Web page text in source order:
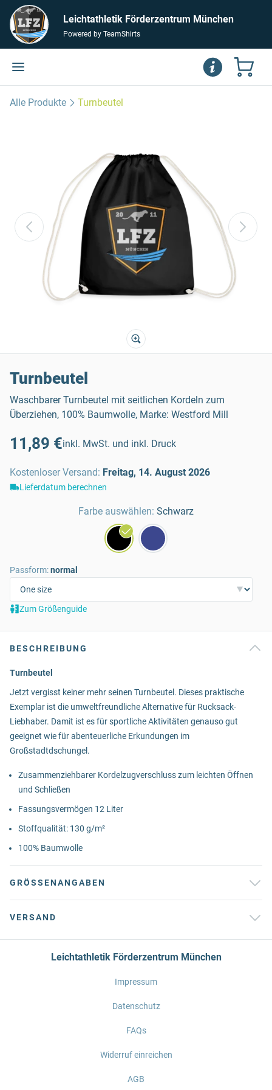
Leichtathletik Förderzentrum München
Powered by TeamShirts
Alle Produkte Turnbeutel
Turnbeutel
Waschbarer Turnbeutel mit seitlichen Kordeln zum
Überziehen, 100% Baumwolle, Marke: Westford Mill
11,89 €inkl. MwSt. und inkl. Druck
Kostenloser Versand: Freitag, 14. August 2026
Lieferdatum berechnen
Farbe auswählen: Schwarz
Passform:normal
Zum Größenguide
BESCHREIBUNG
Turnbeutel
Jetzt vergisst keiner mehr seinen Turnbeutel. Dieses praktische
Exemplar ist die umweltfreundliche Alternative für Rucksack-
Liebhaber. Damit ist es für sportliche Aktivitäten genauso gut
geeignet wie für abenteuerliche Erkundungen im
Großstadtdschungel.
Zusammenziehbarer Kordelzugverschluss zum leichten Öffnen
und Schließen
Fassungsvermögen 12 Liter
Stoffqualität: 130 g/m²
100% Baumwolle
GRÖSSENANGABEN
VERSAND
Leichtathletik Förderzentrum München
Impressum
Datenschutz
FAQs
Widerruf einreichen
AGB